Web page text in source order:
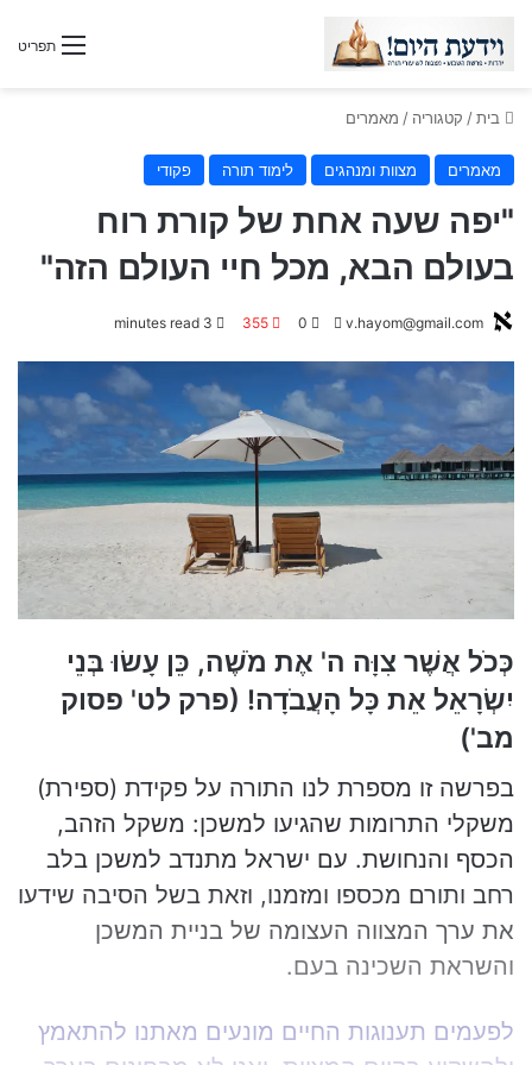
תפריט
בית/ קטגוריה / מאמרים
מאמרים מצוות ומנהגים לימוד תורה פקודי
"יפה שעה אחת של קורת רוח
בעולם הבא, מכל חיי העולם הזה"
v.hayom@gmail.com
d
a
a
0
355
כְּכֹל אֲשֶׁר צִוָּה ה' אֶת מֹשֶׁה, כֵּן עָשׂוּ בְּנֵי
יִשְׂרָאֵל אֵת כָּל הָעֲבֹדָה! (פרק לט' פסוק
מב')
בפרשה זו מספרת לנו התורה על פקידת (ספירת)
משקלי התרומות שהגיעו למשכן: משקל הזהב,
הכסף והנחושת. עם ישראל מתנדב למשכן בלב
רחב ותורם מכספו ומזמנו, וזאת בשל הסיבה שידעו
את ערך המצווה העצומה של בניית המשכן
והשראת השכינה בעם.
לפעמים תענוגות החיים מונעים מאתנו להתאמץ